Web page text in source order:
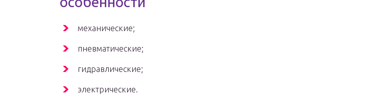
механические;
пневматические;
гидравлические;
электрические.